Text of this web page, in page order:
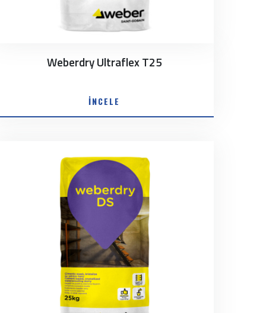
Weberdry Ultraflex T25
İNCELE